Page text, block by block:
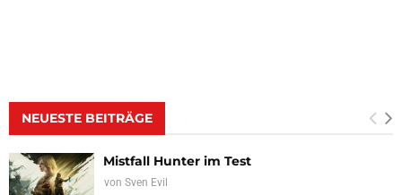
NEUESTE BEITRÄGE
Mistfall Hunter im Test
von Sven Evil